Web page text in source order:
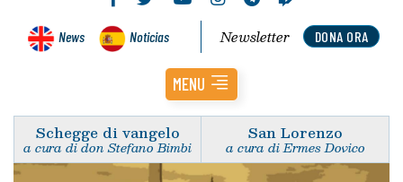
News Noticias DONA ORA
Newsletter
MENU
Schegge di vangelo
a cura di don Stefano Bimbi
San Lorenzo
a cura di Ermes Dovico